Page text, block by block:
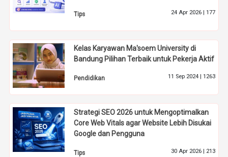
Tips 24 Apr 2026 | 177
Kelas Karyawan Ma'soem University di
Bandung Pilihan Terbaik untuk Pekerja Aktif
Pendidikan 11 Sep 2024 | 1263
Strategi SEO 2026 untuk Mengoptimalkan
Core Web Vitals agar Website Lebih Disukai
Google dan Pengguna
Tips 30 Apr 2026 | 213